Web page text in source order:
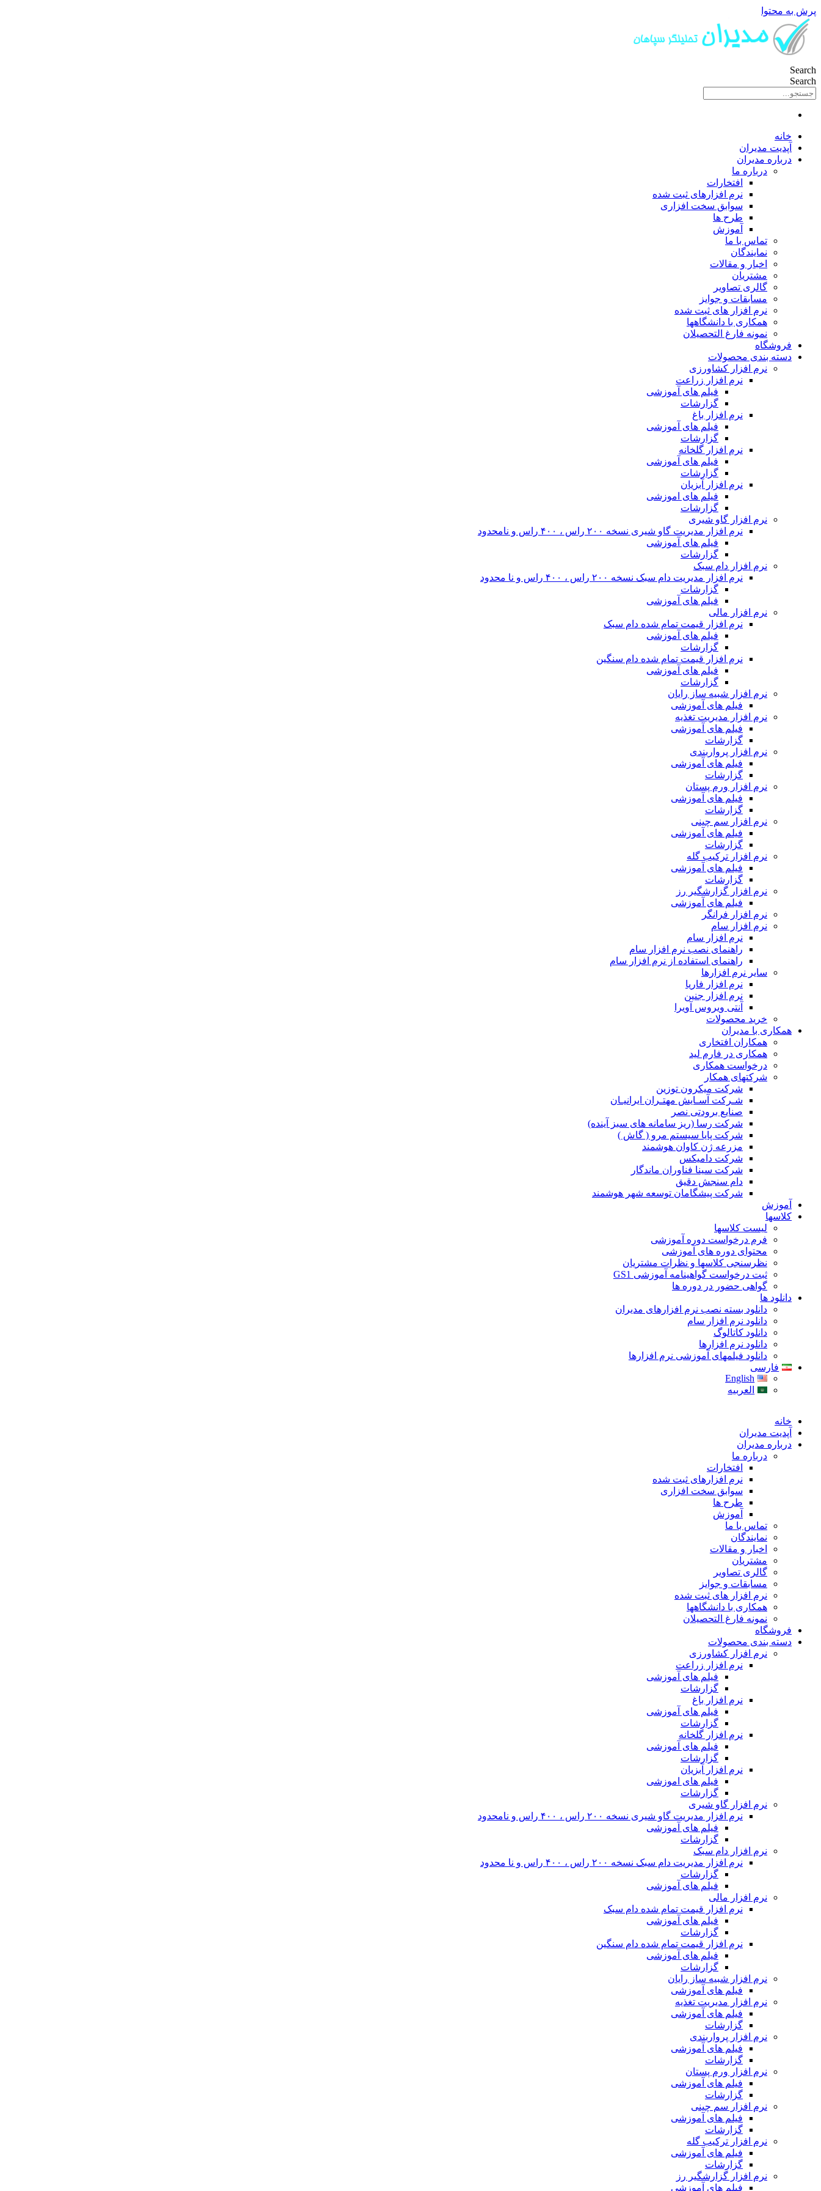
پرش به محتوا
Search
Search
خانه
آپدیت مدیران
درباره مدیران
درباره ما
افتخارات
نرم افزارهای ثبت شده
سوابق سخت افزاری
طرح ها
آموزش
تماس با ما
نمایندگان
اخبار و مقالات
مشتریان
گالری تصاویر
مسابقات و جوایز
نرم افزار های ثبت شده
همکاری با دانشگاهها
نمونه فارغ التحصیلان
فروشگاه
دسته بندی محصولات
نرم افزار کشاورزی
نرم افزار زراعت
فیلم های آموزشی
گزارشات
نرم افزار باغ
فیلم های آموزشی
گزارشات
نرم افزار گلخانه
فیلم های آموزشی
گزارشات
نرم افزار آبزیان
فیلم های اموزشی
گزارشات
نرم افزار گاو شیری
نرم افزار مدیریت گاو شیری نسخه ۲۰۰ راس ، ۴۰۰ راس و نامحدود
فیلم های آموزشی
گزارشات
نرم افزار دام سبک
نرم افزار مدیریت دام سبک نسخه ۲۰۰ راس ، ۴۰۰ راس و نا محدود
گزارشات
فیلم های آموزشی
نرم افزار مالی
نرم افزار قیمت تمام شده دام سبک
فیلم های آموزشی
گزارشات
نرم افزار قیمت تمام شده دام سنگین
فیلم های آموزشی
گزارشات
نرم افزار شبیه ساز رایان
فیلم های آموزشی
نرم افزار مدیریت تغذیه
فیلم های آموزشی
گزارشات
نرم افزار پرواربندی
فیلم های آموزشی
گزارشات
نرم افزار ورم پستان
فیلم های آموزشی
گزارشات
نرم افزار سم چینی
فیلم های آموزشی
گزارشات
نرم افزار ترکیب گله
فیلم های آموزشی
گزارشات
نرم افزار گزارشگیر رز
فیلم های آموزشی
نرم افزار فرانگر
نرم افزار سام
نرم افزار سام
راهنمای نصب نرم افزار سام
راهنمای استفاده از نرم افزار سام
سایر نرم افزارها
نرم افزار فاریا
نرم افزار جنین
آنتی ویروس آویرا
خرید محصولات
همکاری با مدیران
همکاران افتخاری
همکاری در فارم لید
درخواست همکاری
شرکتهای همکار
شرکت میکرون توزین
شـرکت آسـایش مهتـران ایرانیـان
صنایع برودتی نصر
شرکت رسا (ریز سامانه های سبز آینده)
شرکت پایا سیستم مرو ( گاش )
مزرعه ژن کاوان هوشمند
شرکت دامیکس
شرکت سینا فناوران ماندگار
دام سنجش دقیق
شرکت پیشگامان توسعه شهر هوشمند
آموزش
کلاسها
لیست کلاسها
فرم درخواست دوره آموزشی
محتوای دوره های آموزشی
نظرسنجی کلاسها و نظرات مشتریان
ثبت درخواست گواهینامه آموزشی GS1
گواهی حضور در دوره ها
دانلود ها
دانلود بسته نصب نرم افزارهای مدیران
دانلود نرم افزار سام
دانلود کاتالوگ
دانلود نرم افزارها
دانلود فیلمهای آموزشی نرم افزارها
فارسی
English
العربیه
خانه
آپدیت مدیران
درباره مدیران
درباره ما
افتخارات
نرم افزارهای ثبت شده
سوابق سخت افزاری
طرح ها
آموزش
تماس با ما
نمایندگان
اخبار و مقالات
مشتریان
گالری تصاویر
مسابقات و جوایز
نرم افزار های ثبت شده
همکاری با دانشگاهها
نمونه فارغ التحصیلان
فروشگاه
دسته بندی محصولات
نرم افزار کشاورزی
نرم افزار زراعت
فیلم های آموزشی
گزارشات
نرم افزار باغ
فیلم های آموزشی
گزارشات
نرم افزار گلخانه
فیلم های آموزشی
گزارشات
نرم افزار آبزیان
فیلم های اموزشی
گزارشات
نرم افزار گاو شیری
نرم افزار مدیریت گاو شیری نسخه ۲۰۰ راس ، ۴۰۰ راس و نامحدود
فیلم های آموزشی
گزارشات
نرم افزار دام سبک
نرم افزار مدیریت دام سبک نسخه ۲۰۰ راس ، ۴۰۰ راس و نا محدود
گزارشات
فیلم های آموزشی
نرم افزار مالی
نرم افزار قیمت تمام شده دام سبک
فیلم های آموزشی
گزارشات
نرم افزار قیمت تمام شده دام سنگین
فیلم های آموزشی
گزارشات
نرم افزار شبیه ساز رایان
فیلم های آموزشی
نرم افزار مدیریت تغذیه
فیلم های آموزشی
گزارشات
نرم افزار پرواربندی
فیلم های آموزشی
گزارشات
نرم افزار ورم پستان
فیلم های آموزشی
گزارشات
نرم افزار سم چینی
فیلم های آموزشی
گزارشات
نرم افزار ترکیب گله
فیلم های آموزشی
گزارشات
نرم افزار گزارشگیر رز
فیلم های آموزشی